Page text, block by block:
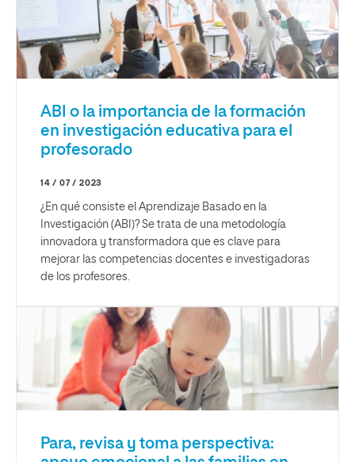
ABI o la importancia de la formación
en investigación educativa para el
profesorado
14 / 07 / 2023
¿En qué consiste el Aprendizaje Basado en la
Investigación (ABI)? Se trata de una metodología
innovadora y transformadora que es clave para
mejorar las competencias docentes e investigadoras
de los profesores.
Para, revisa y toma perspectiva: